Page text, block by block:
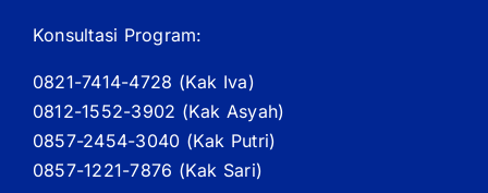
Konsultasi Program:
0821-7414-4728 (Kak Iva)
0812-1552-3902 (Kak Asyah)
0857-2454-3040 (Kak Putri)
0857-1221-7876 (Kak Sari)